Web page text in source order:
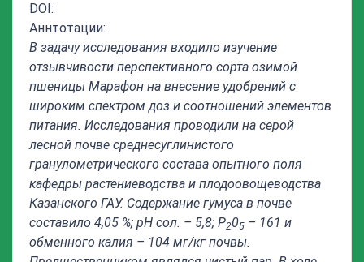
DOI:
Аннтотации:
В задачу исследования входило изучение
отзывчивости перспективного сорта озимой
пшеницы Марафон на внесение удобрений с
широким спектром доз и соотношений элементов
питания. Исследования проводили на серой
лесной почве среднесуглинистого
гранулометрического состава опытного поля
кафедры растениеводства и плодоовощеводства
Казанского ГАУ. Содержание гумуса в почве
составило 4,05 %; рН сол. – 5,8; Р205 – 161 и
обменного калия – 104 мг/кг почвы.